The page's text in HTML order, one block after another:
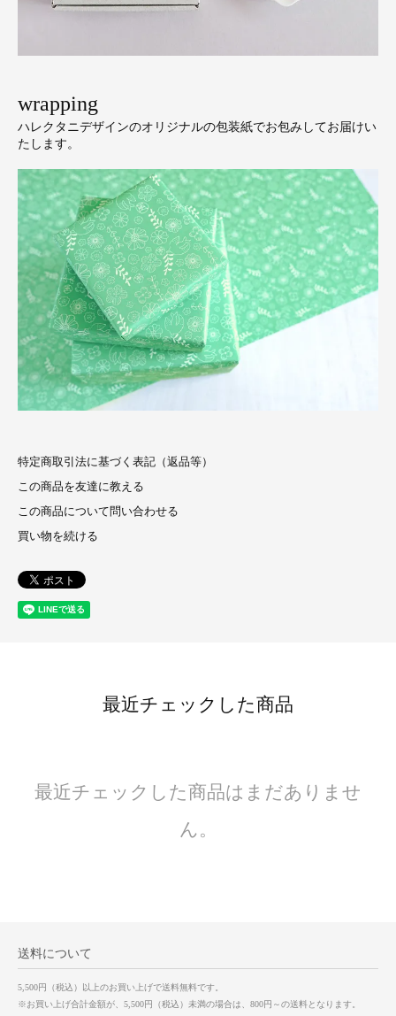
wrapping
ハレクタニデザインのオリジナルの包装紙でお包みしてお届けい
たします。
特定商取引法に基づく表記（返品等）
この商品を友達に教える
この商品について問い合わせる
買い物を続ける
最近チェックした商品
最近チェックした商品はまだありませ
ん。
送料について
5,500円（税込）以上のお買い上げで送料無料です。
※お買い上げ合計金額が、5,500円（税込）未満の場合は、800円～の送料となります。